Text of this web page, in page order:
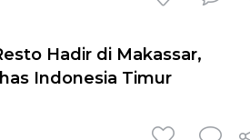
Hadir di Makassar,
Indonesia Timur